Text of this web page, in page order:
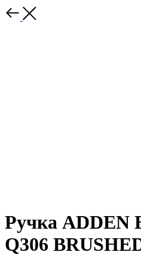
Ручка ADDEN
Q306